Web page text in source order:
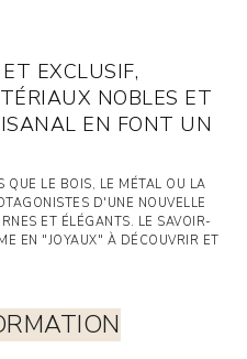
EXCLUSIF,
NOBLES ET
EN FONT UN
QUE LE BOIS, LE MÉTAL OU LA
D'UNE NOUVELLE
ET ÉLÉGANTS. LE SAVOIR-
EN "JOYAUX" À DÉCOUVRIR ET